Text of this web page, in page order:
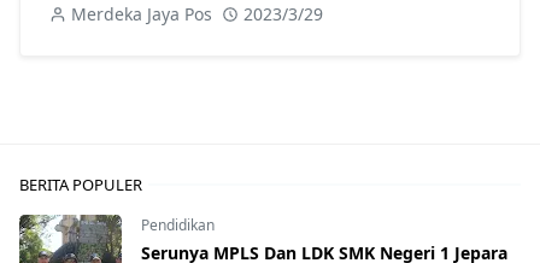
Merdeka Jaya Pos 2023/3/29
BERITA POPULER
Pendidikan
Serunya MPLS Dan LDK SMK Negeri 1 Jepara